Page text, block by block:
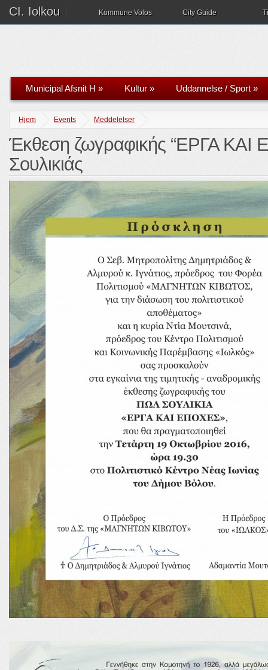
CI. Iolkou Kommune Volos City Guide
Municipal Afsnit H » Kultur » Uddannelse / Sport »
Hjem Events Meddelelser
Έκθεση ζωγραφικής “ΕΡΓΑ
Σουλικιάς